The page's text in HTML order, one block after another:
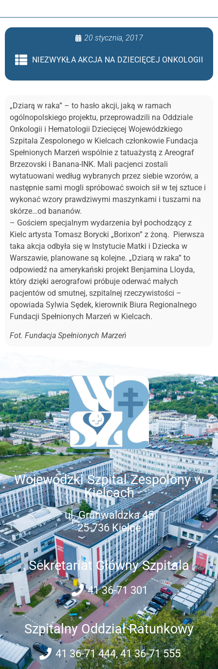
20 stycznia, 2017
NIEZWYKŁA AKCJA NA DZIECIĘCEJ ONKOLOGII
„Dziarą w raka” – to hasło akcji, jaką w ramach
ogólnopolskiego projektu, przeprowadzili na Oddziale
Onkologii i Hematologii Dziecięcej Wojewódzkiego
Szpitala Zespolonego w Kielcach członkowie Fundacja
Spełnionych Marzeń wspólnie z tatuażystą z Areograf
Brzezovski i Banana-INK. Mali pacjenci zostali
wytatuowani według wybranych przez siebie wzorów, a
następnie sami mogli spróbować swoich sił w tej sztuce i
wykonać wzory prawdziwymi maszynkami i tuszami na
skórze…od bananów.
– Gościem specjalnym wydarzenia był pochodzący z
Kielc artysta Tomasz Borycki „Borixon” z żoną. Pierwsza
taka akcja odbyła się w Instytucie Matki i Dziecka w
Warszawie, planowane są kolejne. „Dziarą w raka” to
odpowiedź na amerykański projekt Benjamina Lloyda,
który dzięki aerografowi próbuje oderwać małych
pacjentów od smutnej, szpitalnej rzeczywistości –
opowiada Sylwia Sędek, kierownik Biura Regionalnego
Fundacji Spełnionych Marzeń w Kielcach.
Fot. Fundacja Spełnionych Marzeń
Wojewódzki Szpital Zespolony w
Kielcach
ul. Grunwaldzka 45
25-736 Kielce
Sekretariat Główny Szpitala
41 36-71 301
Szpitalny Oddział Ratunkowy
41 36-71 444, 41 36-71 555